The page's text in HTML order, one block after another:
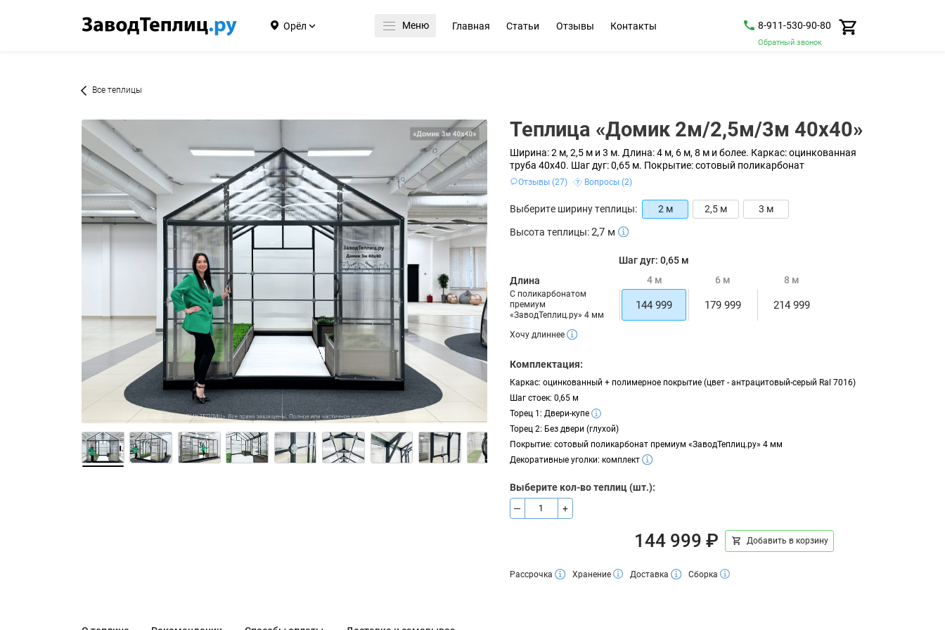
Орёл Меню Главная Статьи Отзывы Контакты 8-911-530-90-80
Обратный звонок
Все теплицы
Теплица «Домик 2м/2,5м/3м 40x40»
Ширина: 2 м, 2,5 м и 3 м. Длина: 4 м, 6 м, 8 м и более. Каркас: оцинкованная
труба 40х40. Шаг дуг: 0,65 м. Покрытие: сотовый поликарбонат
Отзывы (27) Вопросы (2)
Выберите ширину теплицы: 2 м 2,5 м 3 м
Высота теплицы:2,7 м
Шаг дуг: 0,65 м
Длина
4 м 6 м 8 м
C поликарбонатом
премиум
«ЗаводТеплиц.ру» 4 мм
144 999 179 999 214 999
Хочу длиннее
Комплектация:
Каркас: оцинкованный + полимерное покрытие (цвет - антрацитовый-серый Ral 7016)
Шаг стоек: 0,65 м
Торец 1: Двери-купе
Торец 2: Без двери (глухой)
Покрытие: сотовый поликарбонат премиум «ЗаводТеплиц.ру» 4 мм
Декоративные уголки: комплект
Выберите кол-во теплиц (шт.):
—
+
144 999 ₽ Добавить в корзину
Рассрочка Хранение Доставка Сборка